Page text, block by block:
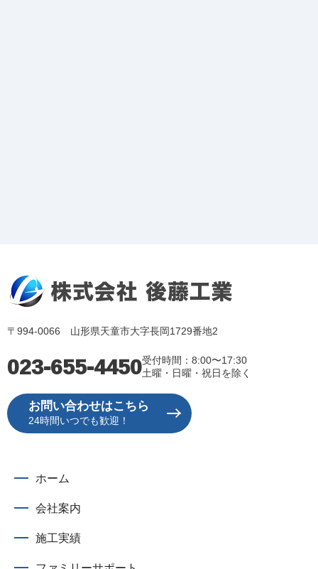
〒994-0066 山形県天童市大字長岡1729番地2
023-655-4450受付時間：8:00〜17:30
土曜・日曜・祝日を除く
お問い合わせはこちら
24時間いつでも歓迎！
ホーム
会社案内
施工実績